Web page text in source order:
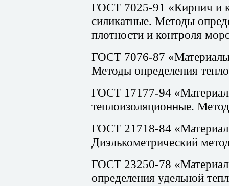
ГОСТ 7025-91 «Кирпич и
силикатные. Методы
плотности и контроля
ГОСТ 7076-87 «Материалы
Методы определения
ГОСТ 17177-94
теплоизоляционные.
ГОСТ 21718-84
Диэлькометрический
ГОСТ 23250-78
определения удельной